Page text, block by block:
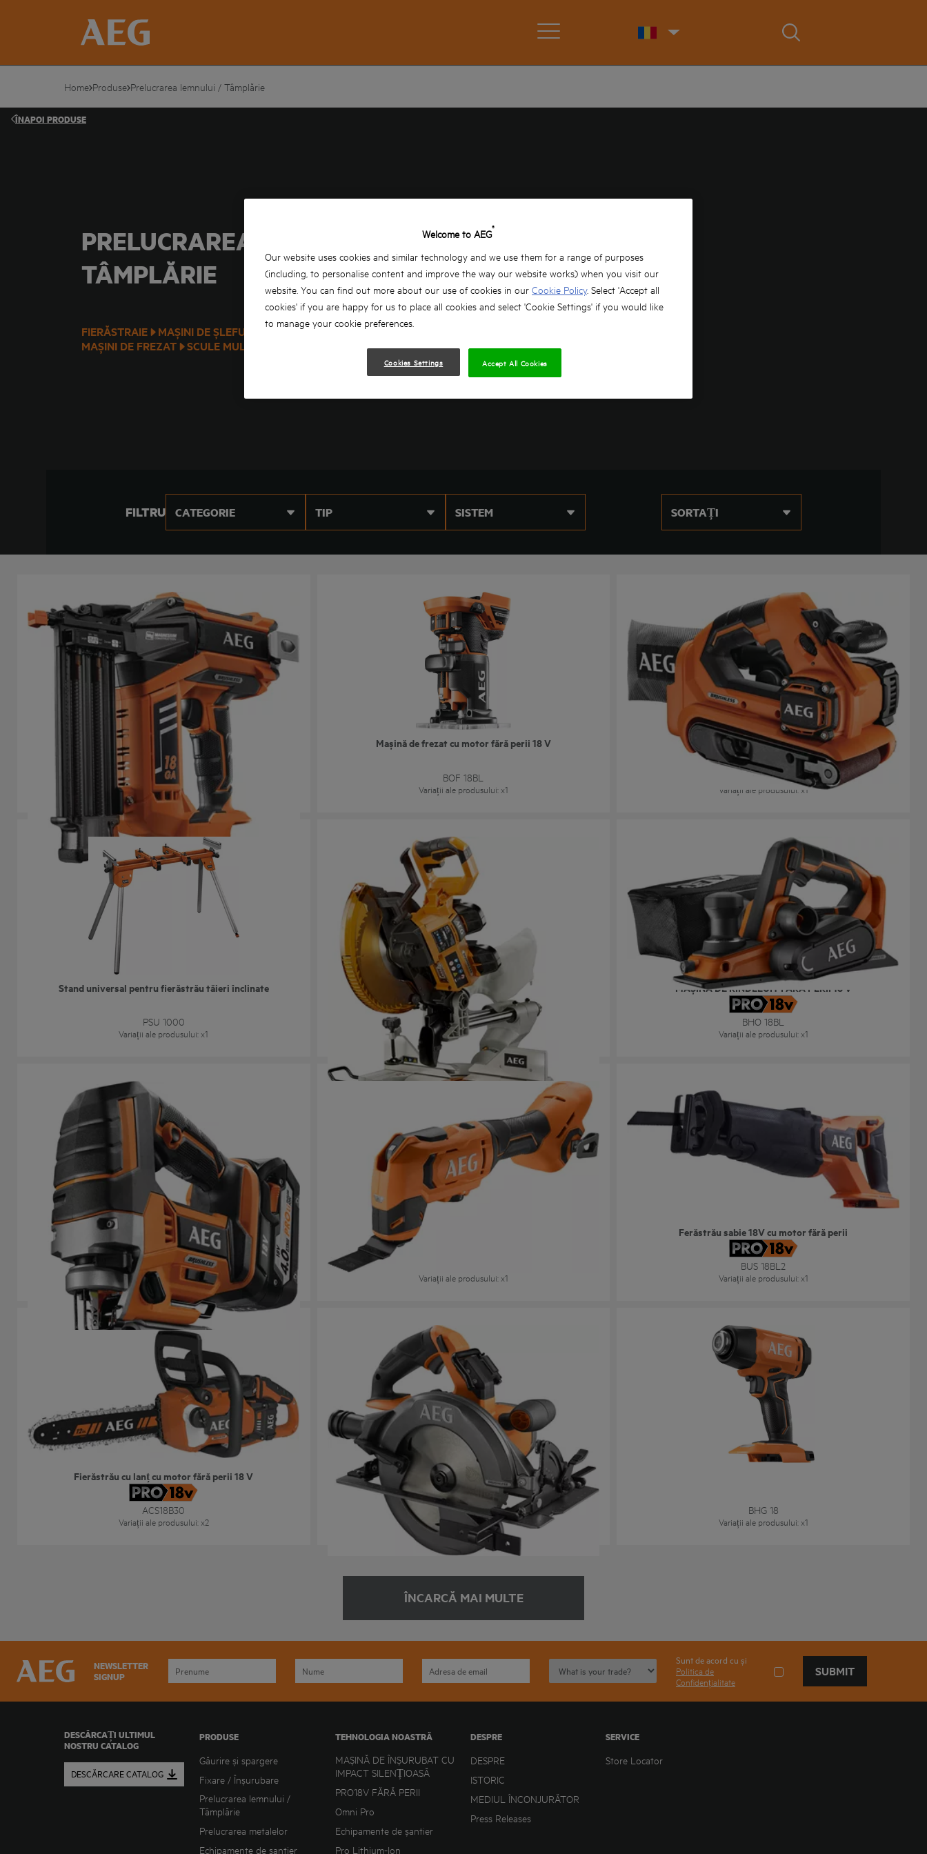
Home Produse Prelucrarea lemnului / Tâmplărie
ÎNAPOI PRODUSE
PRELUCRAREA LEMNULUI /
TÂMPLĂRIE
FIERĂSTRAIE MAȘINI DE ȘLEFUIT PISTOALE PENTRU CUIE
MAȘINI DE RINDELUIT
MAȘINI DE FREZAT
SCULE MULTIFUNCȚIONALE PISTOALE AER CALD
FILTRU CATEGORIE TIP SISTEM SORTAȚI
Pistol cuie cu motor fără perii 18 GA
B18N18
Variații ale produsului: x1
Mașină de frezat cu motor fără perii 18 V
BOF 18BL
Variații ale produsului: x1
Mașină de șlefuit cu bandă cu motor fără perii 18 V
BHBS 18-75BL
Variații ale produsului : x1
Stand universal pentru fierăstrău tăieri înclinate
PSU 1000
Variații ale produsului: x1
Fierăstrău tăieri înclinate culisant cu motor fără perii 18 V
BPS18-254BL
Variații ale produsului
MAȘINĂ DE RINDELUIT FĂRĂ PERII 18 V
BHO 18BL
Variații ale produsului: x1
Fierăstrău pendular fără perii 18 V
BST 18BLX
Variații ale produsului : x1
Unealtă multifuncțională 18V
Variații ale produsului: x1
Ferăstrău sabie 18V cu motor fără perii
BUS 18BL2
Variații ale produsului: x1
Fierăstrău cu lanț cu motor fără perii 18 V
ACS18B30
Variații ale produsului: x2
Fierăstrău circular 18V 190mm cu motor fără perii
BKS 18BL2
Variații ale produsului: x1
BHG 18
Variații ale produsului: x1
ÎNCARCĂ MAI MULTE
NEWSLETTER
SIGNUP
Sunt de acord cu și
Politica de
Confidențialitate
SUBMIT
DESCĂRCAȚI ULTIMUL
NOSTRU CATALOG
DESCĂRCARE CATALOG
PRODUSE
Găurire și spargere
Fixare / Înșurubare
Prelucrarea lemnului /
Tâmplărie
Prelucrarea metalelor
Echipamente de șantier
TEHNOLOGIA NOASTRĂ
MAȘINĂ DE ÎNȘURUBAT CU
IMPACT SILENȚIOASĂ
PRO18V FĂRĂ PERII
Omni Pro
Echipamente de șantier
Pro Lithium-Ion
DESPRE
DESPRE
ISTORIC
MEDIUL ÎNCONJURĂTOR
Press Releases
SERVICE
Store Locator
Welcome to AEG®
Our website uses cookies and similar technology and we use them for a range of purposes
(including, to personalise content and improve the way our website works) when you visit our
website. You can find out more about our use of cookies in our Cookie Policy. Select 'Accept all
cookies' if you are happy for us to place all cookies and select 'Cookie Settings' if you would like
to manage your cookie preferences.
Cookies Settings Accept All Cookies